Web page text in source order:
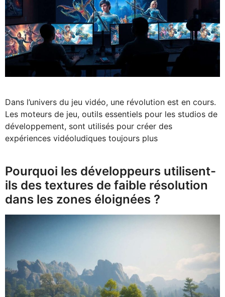
Dans l’univers du jeu vidéo, une révolution est en cours.
Les moteurs de jeu, outils essentiels pour les studios de
développement, sont utilisés pour créer des
expériences vidéoludiques toujours plus
Pourquoi les développeurs utilisent-
ils des textures de faible résolution
dans les zones éloignées ?